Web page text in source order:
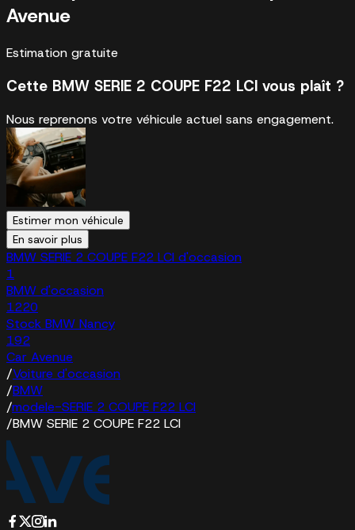
Avenue
Estimation gratuite
Cette BMW SERIE 2 COUPE F22 LCI vous plaît ?
Nous reprenons votre véhicule actuel sans engagement.
Estimer mon véhicule
En savoir plus
BMW SERIE 2 COUPE F22 LCI d'occasion
1
BMW d'occasion
1220
Stock BMW Nancy
192
Car Avenue
/Voiture d'occasion
/BMW
/modele-SERIE 2 COUPE F22 LCI
/BMW SERIE 2 COUPE F22 LCI